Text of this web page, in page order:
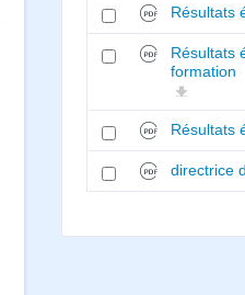
Résultats
Résultats
formation
Résultats
directrice